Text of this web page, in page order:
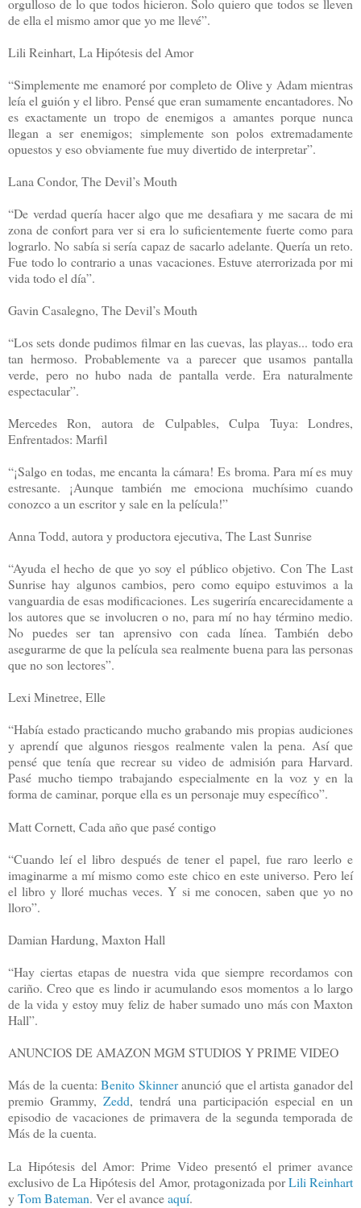
orgulloso de lo que todos hicieron. Solo quiero que todos se lleven
de ella el mismo amor que yo me llevé”.
Lili Reinhart, La Hipótesis del Amor
“Simplemente me enamoré por completo de Olive y Adam mientras
leía el guión y el libro. Pensé que eran sumamente encantadores. No
es exactamente un tropo de enemigos a amantes porque nunca
llegan a ser enemigos; simplemente son polos extremadamente
opuestos y eso obviamente fue muy divertido de interpretar”.
Lana Condor, The Devil’s Mouth
“De verdad quería hacer algo que me desafiara y me sacara de mi
zona de confort para ver si era lo suficientemente fuerte como para
lograrlo. No sabía si sería capaz de sacarlo adelante. Quería un reto.
Fue todo lo contrario a unas vacaciones. Estuve aterrorizada por mi
vida todo el día”.
Gavin Casalegno, The Devil’s Mouth
“Los sets donde pudimos filmar en las cuevas, las playas... todo era
tan hermoso. Probablemente va a parecer que usamos pantalla
verde, pero no hubo nada de pantalla verde. Era naturalmente
espectacular”.
Mercedes Ron, autora de Culpables, Culpa Tuya: Londres,
Enfrentados: Marfil
“¡Salgo en todas, me encanta la cámara! Es broma. Para mí es muy
estresante. ¡Aunque también me emociona muchísimo cuando
conozco a un escritor y sale en la película!”
Anna Todd, autora y productora ejecutiva, The Last Sunrise
“Ayuda el hecho de que yo soy el público objetivo. Con The Last
Sunrise hay algunos cambios, pero como equipo estuvimos a la
vanguardia de esas modificaciones. Les sugeriría encarecidamente a
los autores que se involucren o no, para mí no hay término medio.
No puedes ser tan aprensivo con cada línea. También debo
asegurarme de que la película sea realmente buena para las personas
que no son lectores”.
Lexi Minetree, Elle
“Había estado practicando mucho grabando mis propias audiciones
y aprendí que algunos riesgos realmente valen la pena. Así que
pensé que tenía que recrear su video de admisión para Harvard.
Pasé mucho tiempo trabajando especialmente en la voz y en la
forma de caminar, porque ella es un personaje muy específico”.
Matt Cornett, Cada año que pasé contigo
“Cuando leí el libro después de tener el papel, fue raro leerlo e
imaginarme a mí mismo como este chico en este universo. Pero leí
el libro y lloré muchas veces. Y si me conocen, saben que yo no
lloro”.
Damian Hardung, Maxton Hall
“Hay ciertas etapas de nuestra vida que siempre recordamos con
cariño. Creo que es lindo ir acumulando esos momentos a lo largo
de la vida y estoy muy feliz de haber sumado uno más con Maxton
Hall”.
ANUNCIOS DE AMAZON MGM STUDIOS Y PRIME VIDEO
Más de la cuenta:Benito Skinneranunció que el artista ganador del
premio Grammy,Zedd, tendrá una participación especial en un
episodio de vacaciones de primavera de la segunda temporada de
Más de la cuenta.
La Hipótesis del Amor: Prime Video presentó el primer avance
exclusivo de La Hipótesis del Amor, protagonizada porLili Reinhart
yTom Bateman. Ver el avanceaquí.